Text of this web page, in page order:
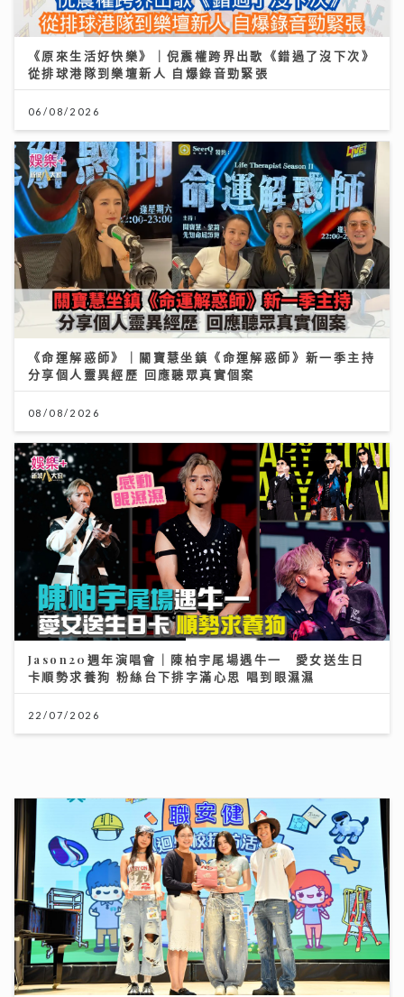
《原來生活好快樂》｜倪震權跨界出歌《錯過了沒下次》
從排球港隊到樂壇新人 自爆錄音勁緊張
06/08/2026
《命運解惑師》｜關寶慧坐鎮《命運解惑師》新一季主持
分享個人靈異經歷 回應聽眾真實個案
08/08/2026
Jason20週年演唱會｜陳柏宇尾場遇牛一 愛女送生日
卡順勢求養狗 粉絲台下排字滿心思 唱到眼濕濕
22/07/2026
將軍澳播道書院-中學部